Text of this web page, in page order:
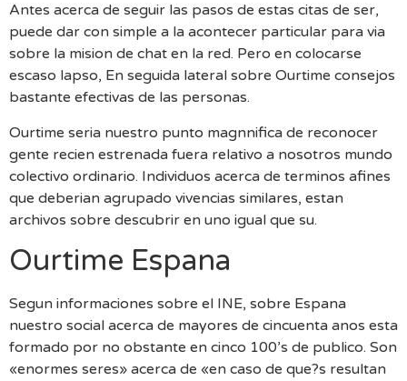
Antes acerca de seguir las pasos de estas citas de ser,
puede dar con simple a la acontecer particular para via
sobre la mision de chat en la red. Pero en colocarse
escaso lapso, En seguida lateral sobre Ourtime consejos
bastante efectivas de las personas.
Ourtime seria nuestro punto magnnifica de reconocer
gente recien estrenada fuera relativo a nosotros mundo
colectivo ordinario. Individuos acerca de terminos afines
que deberian agrupado vivencias similares, estan
archivos sobre descubrir en uno igual que su.
Ourtime Espana
Segun informaciones sobre el INE, sobre Espana
nuestro social acerca de mayores de cincuenta anos esta
formado por no obstante en cinco 100’s de publico. Son
«enormes seres» acerca de «en caso de que?s resultan